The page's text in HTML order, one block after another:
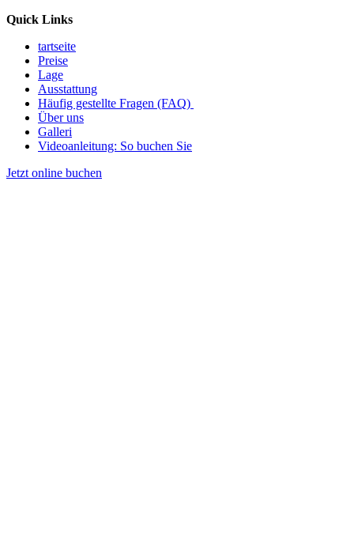
Quick Links
tartseite
Preise
Lage
Ausstattung
Häufig gestellte Fragen (FAQ)
Über uns
Galleri
Videoanleitung: So buchen Sie
Jetzt online buchen